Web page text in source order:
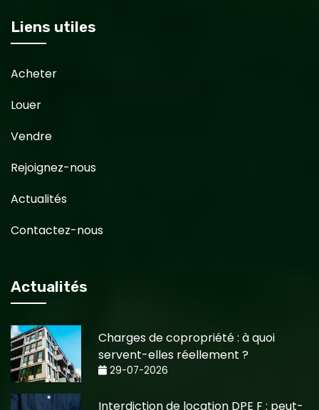
Liens utiles
Acheter
Louer
Vendre
Rejoignez-nous
Actualités
Contactez-nous
Actualités
Charges de copropriété : à quoi
servent-elles réellement ?
29-07-2026
Interdiction de location DPE F : peut-